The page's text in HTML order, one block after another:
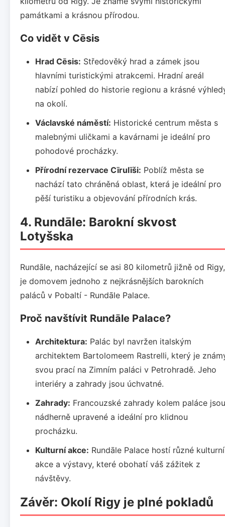
památkami a krásnou přírodou.
Co vidět v Cēsis
Hrad Cēsis: Středověký hrad a zámek jsou
hlavními turistickými atrakcemi. Hradní areál
nabízí pohled do historie regionu a krásné
na okolí.
Václavské náměstí: Historické centrum města s
malebnými uličkami a kavárnami je ideální pro
pohodové procházky.
Přírodní rezervace Cīrulīši: Poblíž města se
nachází tato chráněná oblast, která je ideální pro
pěší turistiku a objevování přírodních krás.
4. Rundāle: Barokní skvost
Lotyšska
Rundāle, nacházející se asi 80 kilometrů jižně od Rigy,
je domovem jednoho z nejkrásnějších barokních
paláců v Pobaltí - Rundāle Palace.
Proč navštívit Rundāle Palace?
Architektura: Palác byl navržen italským
architektem Bartolomeem Rastrelli, který je
svou prací na Zimním paláci v Petrohradě. Jeho
interiéry a zahrady jsou úchvatné.
Zahrady: Francouzské zahrady kolem paláce jsou
nádherně upravené a ideální pro klidnou
procházku.
Kulturní akce: Rundāle Palace hostí různé kulturní
akce a výstavy, které obohatí váš zážitek z
návštěvy.
Závěr: Okolí Rigy je plné pokladů